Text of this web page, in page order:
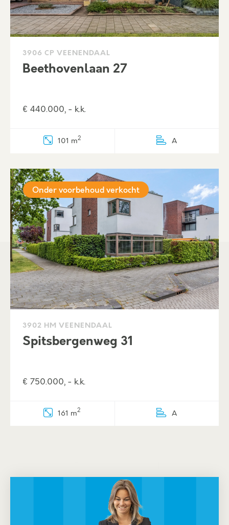
3906 CP VEENENDAAL
Beethovenlaan 27
€ 440.000, - k.k.
101 m2 A
Onder voorbehoud verkocht
3902 HM VEENENDAAL
Spitsbergenweg 31
€ 750.000, - k.k.
161 m2 A